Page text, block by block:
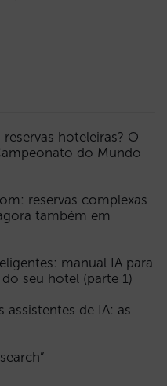
hoteleiras? O
do Mundo
reservas complexas
também em
manual IA para
seu hotel (parte 1)
de IA: as